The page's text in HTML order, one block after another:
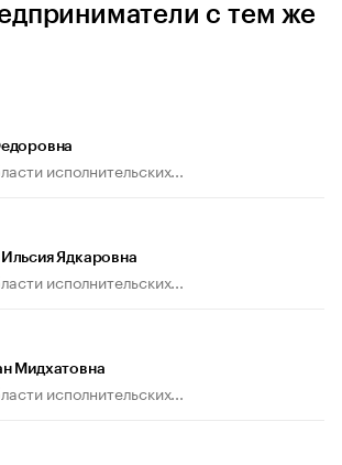
с тем же
исполнительских...
Ядкаровна
исполнительских...
Мидхатовна
исполнительских...